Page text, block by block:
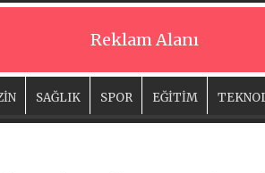
Reklam Alanı
SAĞLIK SPOR EĞİTİM